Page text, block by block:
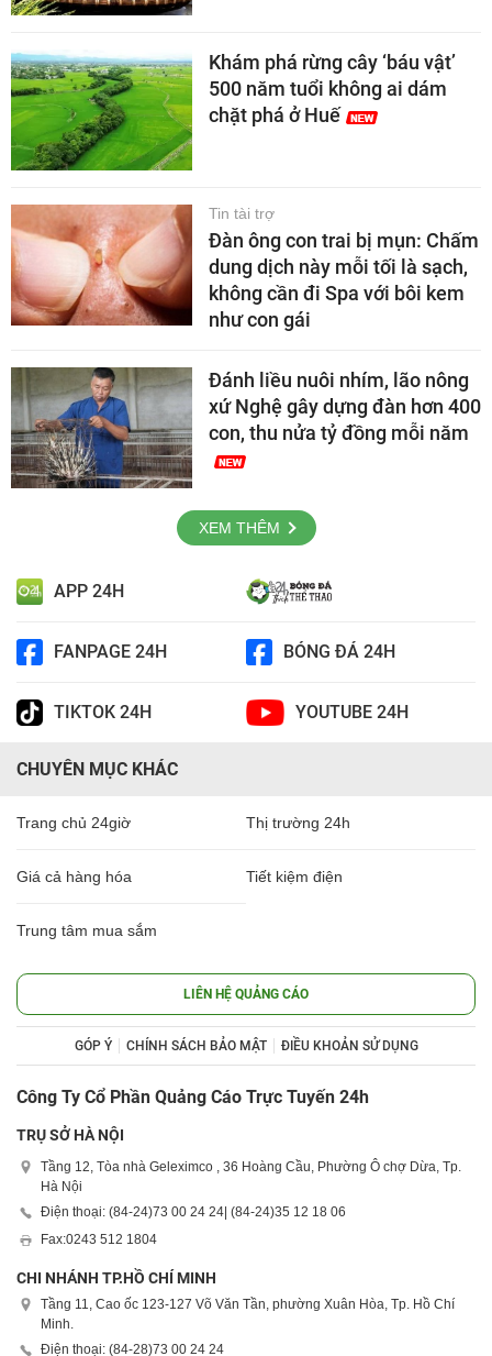
Khám phá rừng cây ‘báu vật’
500 năm tuổi không ai dám
chặt phá ở Huế
Tin tài trợ
Đàn ông con trai bị mụn: Chấm
dung dịch này mỗi tối là sạch,
không cần đi Spa với bôi kem
như con gái
Đánh liều nuôi nhím, lão nông
xứ Nghệ gây dựng đàn hơn 400
con, thu nửa tỷ đồng mỗi năm
XEM THÊM
APP 24H
FANPAGE 24H BÓNG ĐÁ 24H
TIKTOK 24H YOUTUBE 24H
CHUYÊN MỤC KHÁC
Trang chủ 24giờ Thị trường 24h
Giá cả hàng hóa Tiết kiệm điện
Trung tâm mua sắm
LIÊN HỆ QUẢNG CÁO
GÓP Ý CHÍNH SÁCH BẢO MẬT ĐIỀU KHOẢN SỬ DỤNG
Công Ty Cổ Phần Quảng Cáo Trực Tuyến 24h
TRỤ SỞ HÀ NỘI
Tầng 12, Tòa nhà Geleximco , 36 Hoàng Cầu, Phường Ô chợ Dừa, Tp.
Hà Nội
Điện thoại: (84-24)73 00 24 24| (84-24)35 12 18 06
Fax:0243 512 1804
CHI NHÁNH TP.HỒ CHÍ MINH
Tầng 11, Cao ốc 123-127 Võ Văn Tần, phường Xuân Hòa, Tp. Hồ Chí
Minh.
Điện thoại: (84-28)73 00 24 24